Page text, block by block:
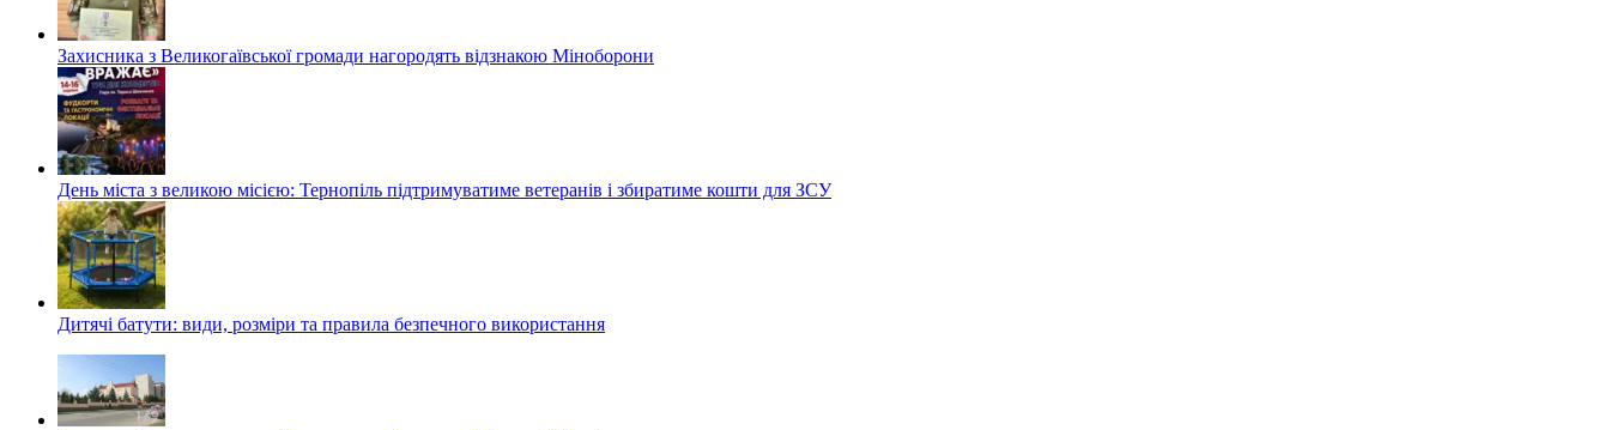
Захисника з Великогаївської громади нагородять відзнакою Міноборони
День міста з великою місією: Тернопіль підтримуватиме ветеранів і збиратиме кошти для ЗСУ
Дитячі батути: види, розміри та правила безпечного використання